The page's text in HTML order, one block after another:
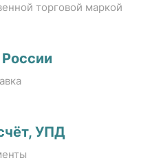
торговой маркой
УПД